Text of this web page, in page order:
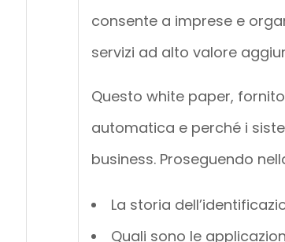
consente a imprese e
servizi ad alto valore
Questo white paper,
automatica e perché i
business. Proseguendo
La storia
Quali sono le